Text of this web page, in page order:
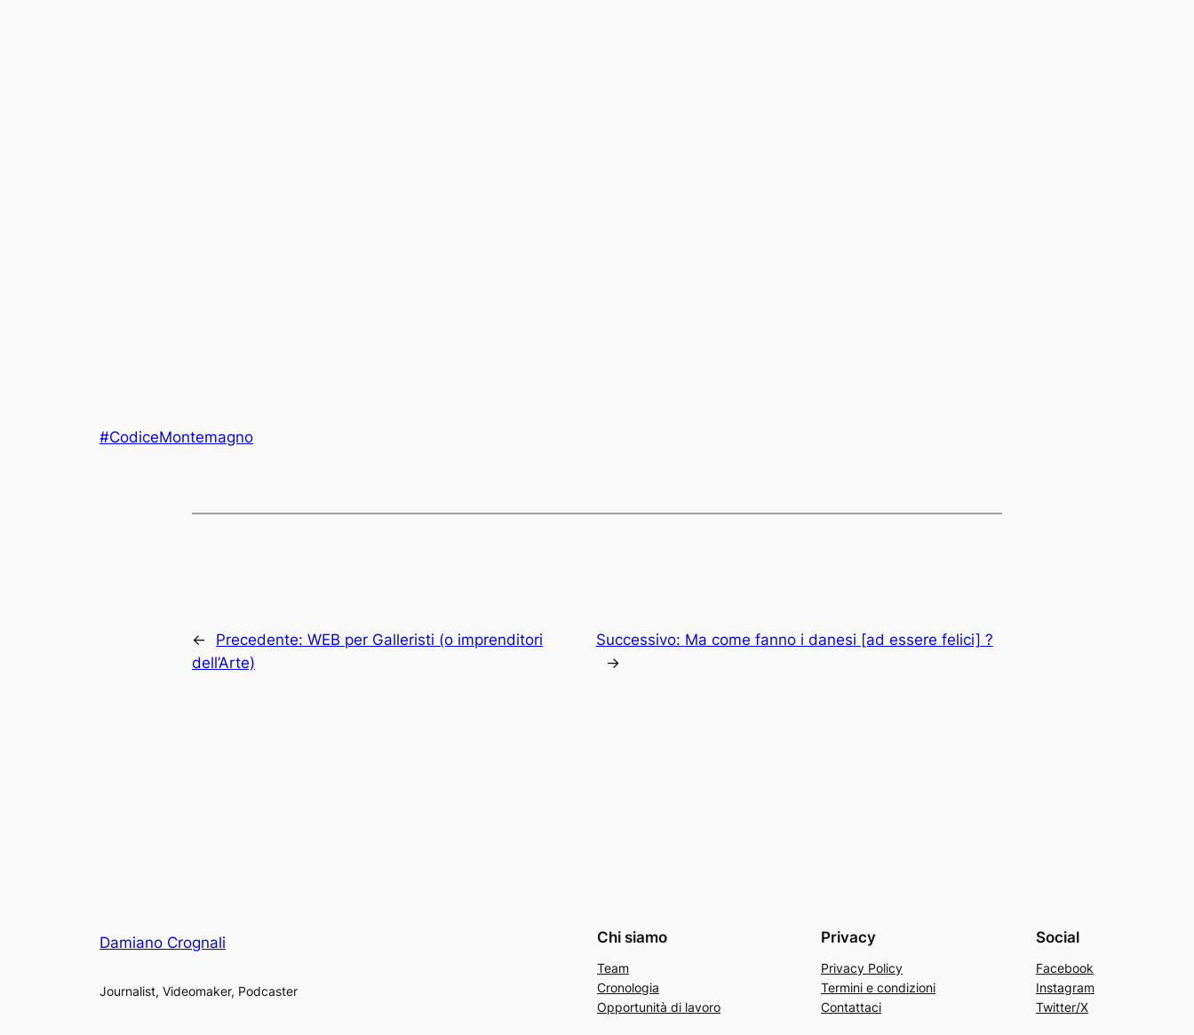
#CodiceMontemagno
← Precedente: WEB per Galleristi (o imprenditori
dell’Arte)
Successivo: Ma come fanno i danesi [ad essere felici] ?
→
Damiano Crognali
Journalist, Videomaker, Podcaster
Chi siamo
Team
Cronologia
Opportunità di lavoro
Privacy
Privacy Policy
Termini e condizioni
Contattaci
Social
Facebook
Instagram
Twitter/X